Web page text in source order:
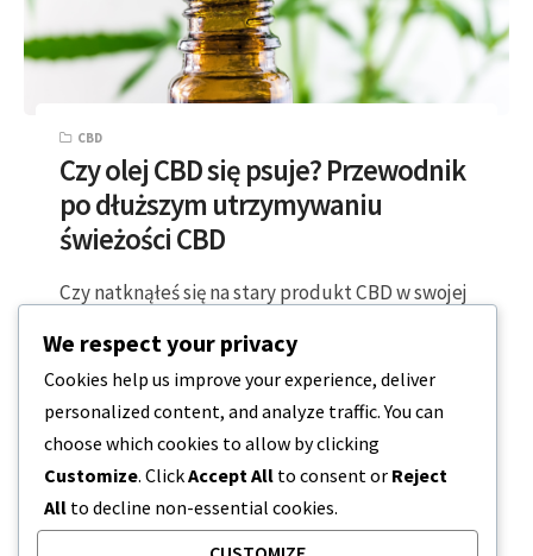
CBD
Czy olej CBD się psuje? Przewodnik
po dłuższym utrzymywaniu
świeżości CBD
Czy natknąłeś się na stary produkt CBD w swojej
bezpieczny i skuteczny,…
2 MINUTY CZYTANIA 2024-01-31
We respect your privacy
Cookies help us improve your experience, deliver
personalized content, and analyze traffic. You can
choose which cookies to allow by clicking
Customize. ClickAccept All to consent or Reject
All to decline non-essential cookies.